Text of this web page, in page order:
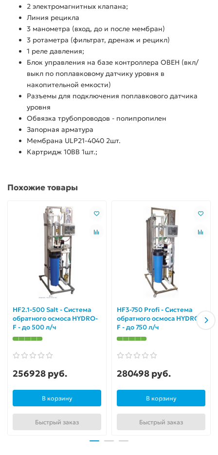
2 электромагнитных клапана;
Линия рецикла
3 манометра (вход, до и после мембран)
3 ротаметра (фильтрат, дренаж и рецикл)
1 реле давления;
Блок управления на базе контроллера ОВЕН (вкл/
выкл по поплавковому датчику уровня в
накопительной емкости)
Разъемы для подключения поплавкового датчика
уровня
Обвязка трубопроводов - полипропилен
Запорная арматура
Мембрана ULP21-4040 2шт.
Картридж 10BB 1шт.;
Похожие товары
HF2.1-500 Salt - Система
обратного осмоса HYDRO-
F - до 500 л/ч
256928 руб.
В корзину
Быстрый заказ
HF3-750 Profi - Система
обратного осмоса HYDRO-
F - до 750 л/ч
280498 руб.
В корзину
Быстрый заказ